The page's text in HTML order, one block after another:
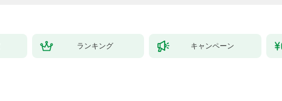
ランキング キャンペーン